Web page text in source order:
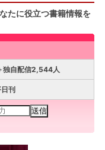
たに役立つ書籍情報を
独自配信2,544人
刊